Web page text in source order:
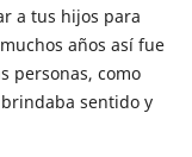
a tus hijos para
años así fue
personas, como
sentido y